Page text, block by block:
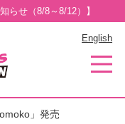
らせ（8/8～8/12）】
English
」発売